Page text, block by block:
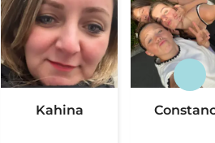
Kahina